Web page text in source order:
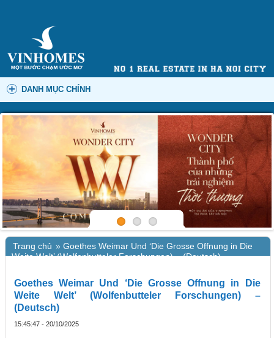
DANH MỤC CHÍNH
Trang chủ » Goethes Weimar Und ‘Die Grosse Offnung in Die
Weite Welt’ (Wolfenbutteler Forschungen) – (Deutsch)
Goethes Weimar Und ‘Die Grosse Offnung in Die
Weite Welt’ (Wolfenbutteler Forschungen) –
(Deutsch)
15:45:47 - 20/10/2025